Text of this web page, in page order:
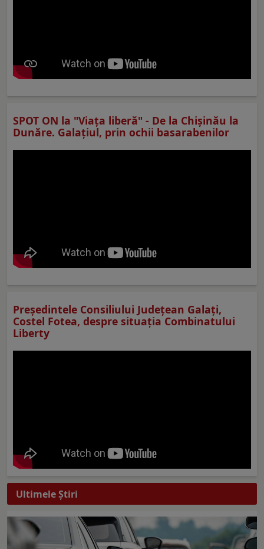
SPOT ON la "Viaţa liberă" - De la Chișinău la
Dunăre. Galațiul, prin ochii basarabenilor
Preşedintele Consiliului Judeţean Galaţi,
Costel Fotea, despre situaţia Combinatului
Liberty
Ultimele Ştiri